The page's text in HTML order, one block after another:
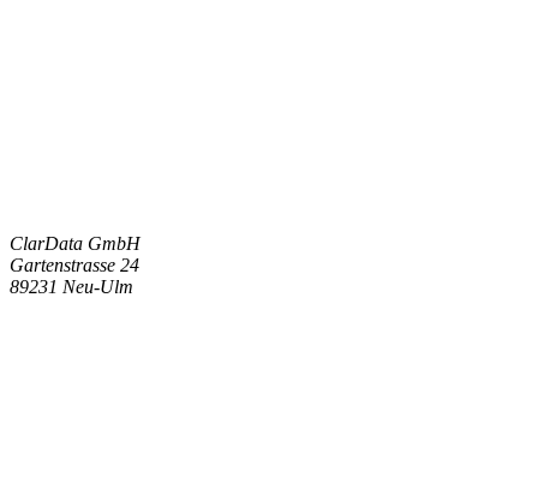
ClarData GmbH
Gartenstrasse 24
89231 Neu-Ulm